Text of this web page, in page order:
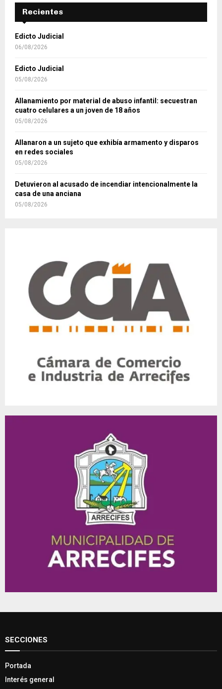
Recientes
Edicto Judicial
06/08/2026
Edicto Judicial
05/08/2026
Allanamiento por material de abuso infantil: secuestran
cuatro celulares a un joven de 18 años
05/08/2026
Allanaron a un sujeto que exhibía armamento y disparos
en redes sociales
05/08/2026
Detuvieron al acusado de incendiar intencionalmente la
casa de una anciana
05/08/2026
SECCIONES
Portada
Interés general